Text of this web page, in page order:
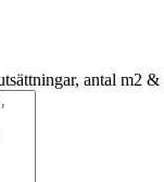
antal m2 &